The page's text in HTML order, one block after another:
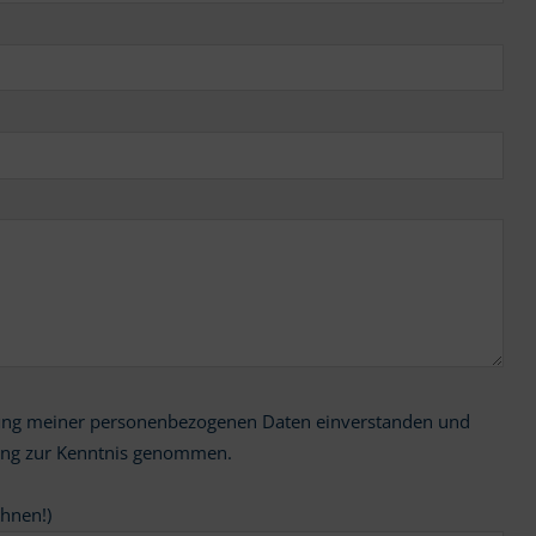
zur Kenntnis genommen.